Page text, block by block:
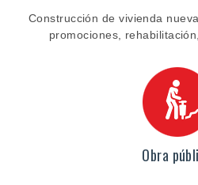
Construcción de vivienda
promociones,
Obra